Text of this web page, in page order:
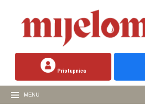
Pristupnica
MENU